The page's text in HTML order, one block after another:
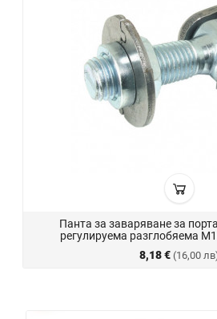
Панта за заваряване за
регулируема разглобяема
8,18 € (16,00